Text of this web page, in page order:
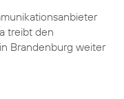
treibt den
Brandenburg weiter